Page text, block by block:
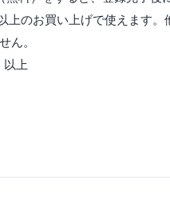
上のお買い上げで使えます。
ん。
以上